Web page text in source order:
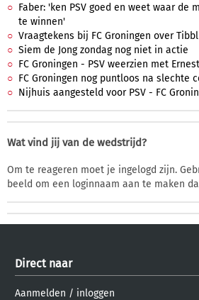
Faber: 'ken PSV goed en weet waar de
te winnen'
Vraagtekens bij FC Groningen over
Siem de Jong zondag nog niet in actie
FC Groningen - PSV weerzien met
FC Groningen nog puntloos na slechte
Nijhuis aangesteld voor PSV - FC
Wat vind jij van de wedstrijd?
Om te reageren moet je ingelogd zijn.
beeld om een loginnaam aan te maken
Direct naar
Aanmelden / inloggen